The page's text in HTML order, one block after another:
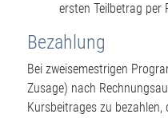
ersten Teilbetrag per
Bezahlung
Bei zweisemestrigen
Zusage) nach
Kursbeitrages zu